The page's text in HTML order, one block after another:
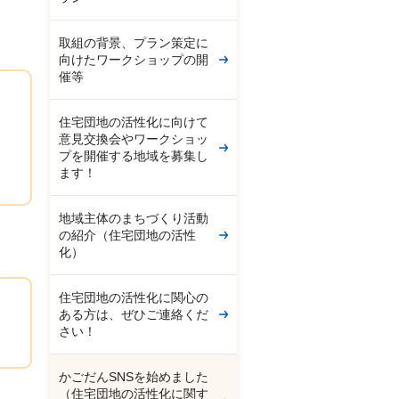
取組の背景、プラン策定に
向けたワークショップの開
催等
住宅団地の活性化に向けて
意見交換会やワークショッ
プを開催する地域を募集し
ます！
地域主体のまちづくり活動
の紹介（住宅団地の活性
化）
住宅団地の活性化に関心の
ある方は、ぜひご連絡くだ
さい！
かごだんSNSを始めました
（住宅団地の活性化に関す